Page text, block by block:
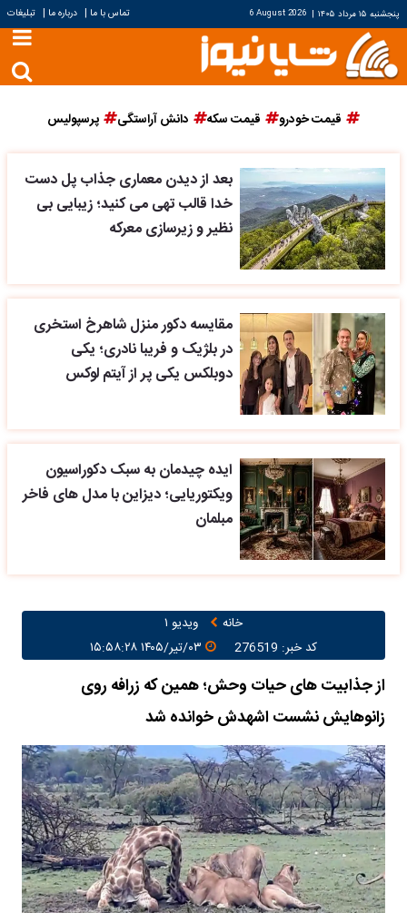
پنجشنبه ۱۵ مرداد ۱۴۰۵ |
6 August 2026 تماس با ما | درباره ما | تبلیغات
قیمت خودرو قیمت سکه دانش آراستگی پرسپولیس
بعد از دیدن معماری جذاب پل دست
خدا قالب تهی می کنید؛ زیبایی بی
نظیر و زیرسازی معرکه
مقایسه دکور منزل شاهرخ استخری
در بلژیک و فریبا نادری؛ یکی
دوبلکس یکی پر از آیتم لوکس
ایده چیدمان به سبک دکوراسیون
ویکتوریایی؛ دیزاین با مدل های فاخر
مبلمان
خانه
ویدیو ۱
کد خبر: 276519
از جذابیت های حیات وحش؛ همین که زرافه روی
زانوهایش نشست اشهدش خوانده شد